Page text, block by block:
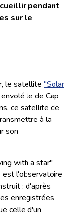
pendant
sur le
le satellite "Solar
le de Cap
ce satellite de
à la
son
with a star"
est l'observatoire
: d'après
enregistrées
celle d'un